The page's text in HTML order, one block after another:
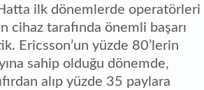
ilk dönemlerde operatörleri
cihaz tarafında önemli başarı
Ericsson’un yüzde 80’lerin
sahip olduğu dönemde,
alıp yüzde 35 paylara